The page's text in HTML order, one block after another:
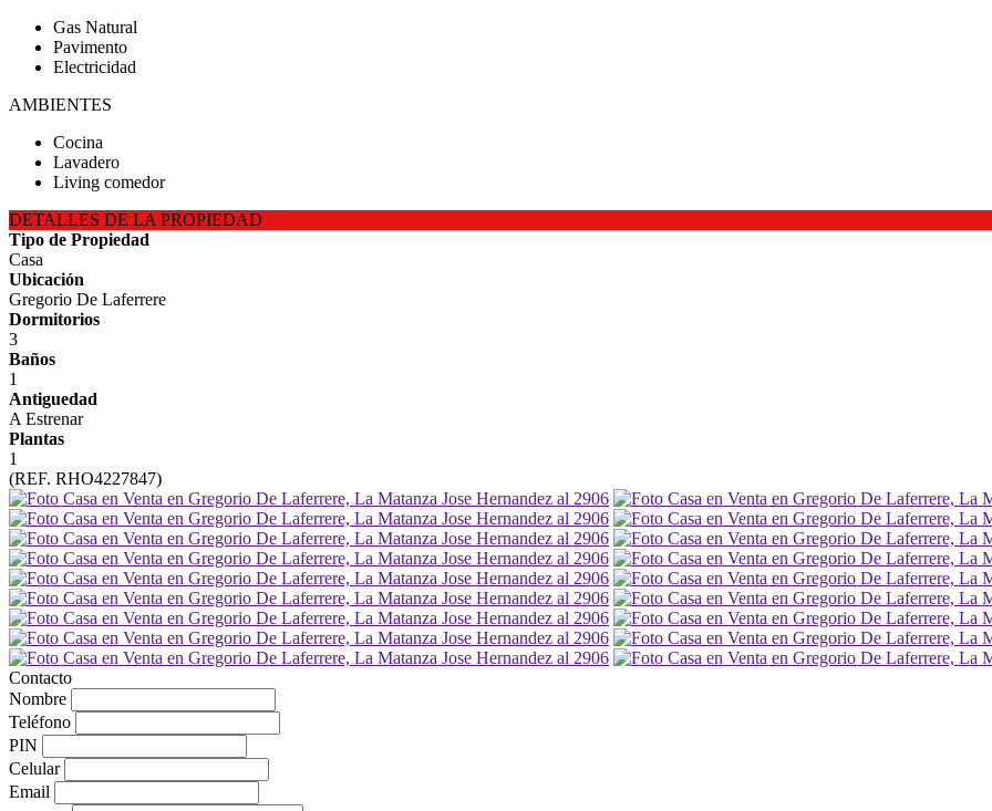
Gas Natural
Pavimento
Electricidad
AMBIENTES
Cocina
Lavadero
Living comedor
DETALLES DE LA PROPIEDAD
Tipo de Propiedad
Casa
Ubicación
Gregorio De Laferrere
Dormitorios
3
Baños
1
Antiguedad
A Estrenar
Plantas
1
(REF. RHO4227847)
Contacto
Nombre
Teléfono
PIN
Celular
Email